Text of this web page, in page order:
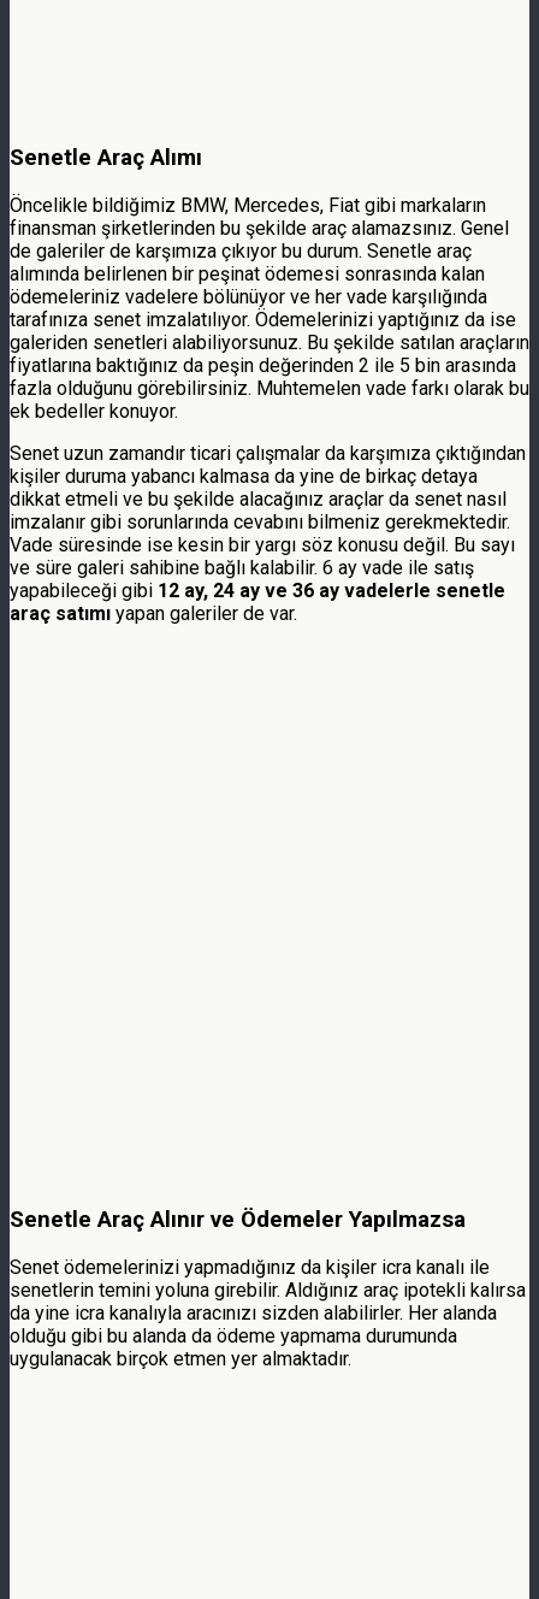
Senetle Araç Alımı
Öncelikle bildiğimiz BMW, Mercedes, Fiat gibi markaların
finansman şirketlerinden bu şekilde araç alamazsınız. Genel
de galeriler de karşımıza çıkıyor bu durum. Senetle araç
alımında belirlenen bir peşinat ödemesi sonrasında kalan
ödemeleriniz vadelere bölünüyor ve her vade karşılığında
tarafınıza senet imzalatılıyor. Ödemelerinizi yaptığınız da ise
galeriden senetleri alabiliyorsunuz. Bu şekilde satılan araçların
fiyatlarına baktığınız da peşin değerinden 2 ile 5 bin arasında
fazla olduğunu görebilirsiniz. Muhtemelen vade farkı olarak bu
ek bedeller konuyor.
Senet uzun zamandır ticari çalışmalar da karşımıza çıktığından
kişiler duruma yabancı kalmasa da yine de birkaç detaya
dikkat etmeli ve bu şekilde alacağınız araçlar da senet nasıl
imzalanır gibi sorunlarında cevabını bilmeniz gerekmektedir.
Vade süresinde ise kesin bir yargı söz konusu değil. Bu sayı
ve süre galeri sahibine bağlı kalabilir. 6 ay vade ile satış
yapabileceği gibi 12 ay, 24 ay ve 36 ay vadelerle senetle
araç satımı yapan galeriler de var.
Senetle Araç Alınır ve Ödemeler Yapılmazsa
Senet ödemelerinizi yapmadığınız da kişiler icra kanalı ile
senetlerin temini yoluna girebilir. Aldığınız araç ipotekli kalırsa
da yine icra kanalıyla aracınızı sizden alabilirler. Her alanda
olduğu gibi bu alanda da ödeme yapmama durumunda
uygulanacak birçok etmen yer almaktadır.